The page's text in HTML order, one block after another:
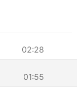
02:28
01:55